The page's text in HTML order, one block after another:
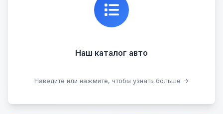
Наш каталог авто
Наведите или нажмите, чтобы узнать больше →
состоянии, где вы можете найти подробную
информацию о каждом авто.
Посмотреть каталог